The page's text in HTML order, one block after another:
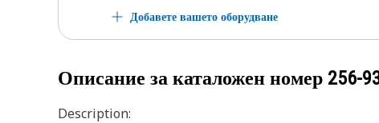
Добавете вашето оборудване
Описание за каталожен номер 256-
Description: